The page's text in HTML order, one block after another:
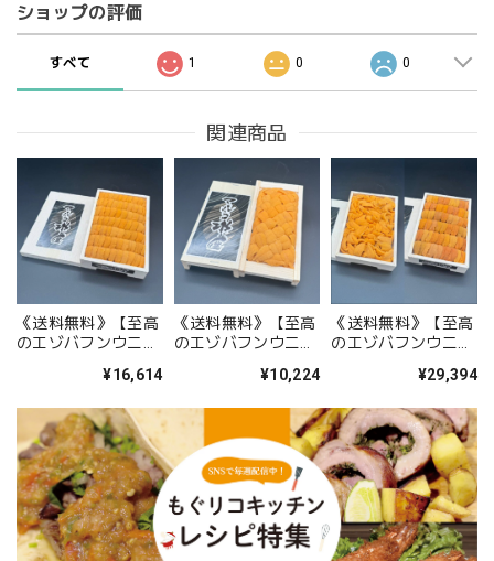
ショップの評価
すべて 1 0 0
関連商品
《送料無料》【至高
のエゾバフンウニ】
レード／並べ」
以内の出荷※※
¥16,614
《送料無料》【至高
のエゾバフンウニ】
レード／編み込み」
以内の出荷。
¥10,224
《送料無料》【至高
のエゾバフンウニ】
「Sグレード／バ
ード／並べ」
250g ※※基本7日
以内の出荷※※
¥29,394